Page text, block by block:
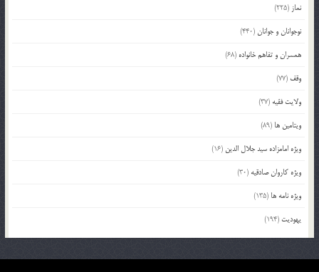
نماز (225)
نوجوانان و جوانان(440)
همسران و تفاهم خانواده (68)
وقف (77)
ولایت فقیه (37)
ویتامین ها (89)
ویژه امامزاده سید جلال الدین (16)
ویژه کاروان صادقیه (30)
ویژه نامه ها (135)
یهودیت (194)